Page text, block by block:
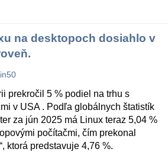
na desktopoch dosiahlo v
prekročil 5 % podiel na trhu s
v USA . Podľa globálnych štatistík
za jún 2025 má Linux teraz 5,04 %
počítačmi, čím prekonal
ktorá predstavuje 4,76 %.